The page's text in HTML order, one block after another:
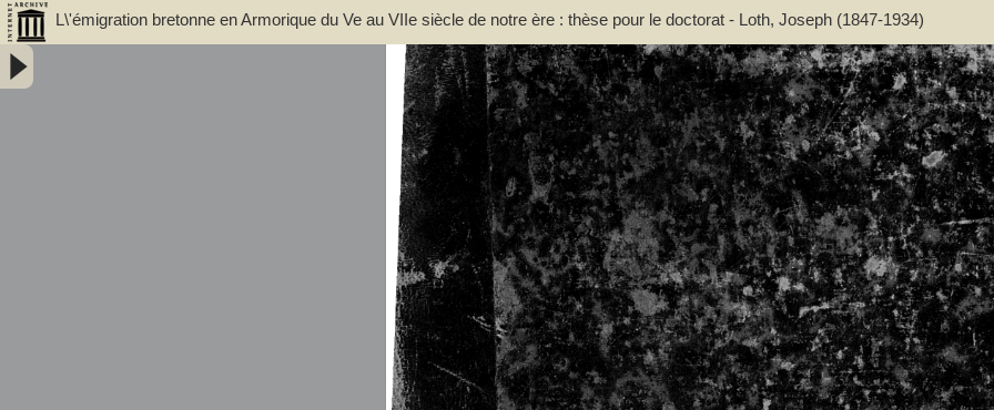
L\'émigration bretonne en Armorique du Ve au VIIe siècle de notre ère : thèse pour le doctorat - Loth, Joseph (1847-1934)